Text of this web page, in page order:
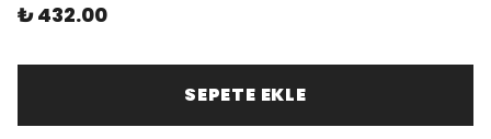
₺ 432.00
SEPETE EKLE